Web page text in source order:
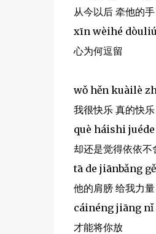
从今以后 牵他的手
xīn wèihé dòuliú
心为何逗留
wǒ hěn kuàilè
我很快乐 真的快乐
què háishi
却还是觉得依依不
tā de jiānbǎng
他的肩膀 给我力量
cáinéng jiāng nǐ
才能将你放